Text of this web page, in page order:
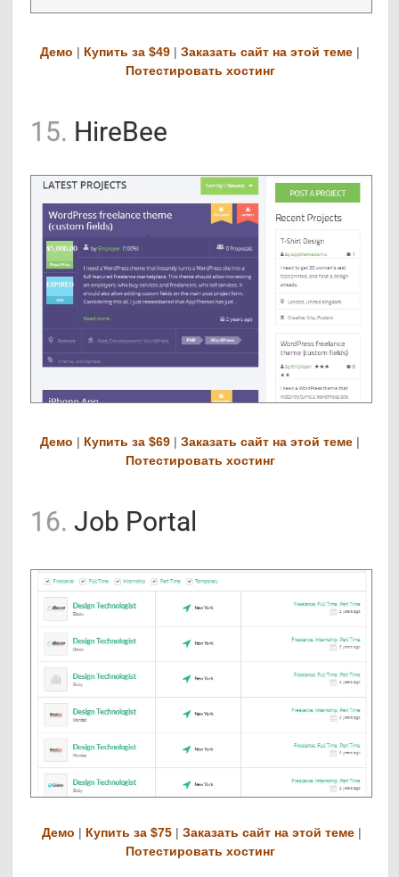
Демо | Купить за $49 |Заказать сайт на этой теме |
Потестировать хостинг
15. HireBee
Демо | Купить за $69 |Заказать сайт на этой теме |
Потестировать хостинг
16. Job Portal
Демо | Купить за $75 |Заказать сайт на этой теме |
Потестировать хостинг